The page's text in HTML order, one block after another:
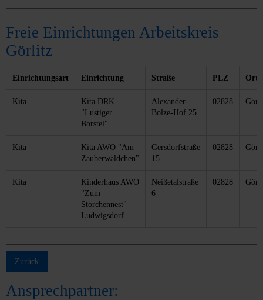
Freie Einrichtungen Arbeitskreis
Görlitz
Einrichtungsart Einrichtung Straße PLZ Ort
Kita
Kita DRK
"Lustiger
Borstel"
Alexander-
Bolze-Hof 25
02828
Kita
Kita AWO "Am
Zauberwäldchen"
Gersdorfstraße
15
02828
Kita
Kinderhaus AWO
"Zum
Storchennest"
Ludwigsdorf
Neißetalstraße
6
02828
Zurück
Ansprechpartner: